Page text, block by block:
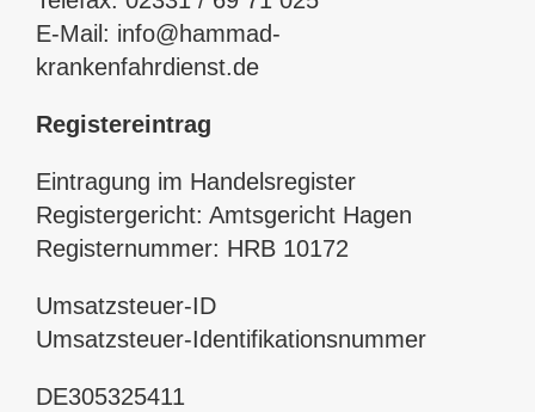
E-Mail: info@hammad-
krankenfahrdienst.de
Registereintrag
Eintragung im Handelsregister
Registergericht: Amtsgericht Hagen
Registernummer: HRB 10172
Umsatzsteuer-ID
Umsatzsteuer-Identifikationsnummer
DE305325411